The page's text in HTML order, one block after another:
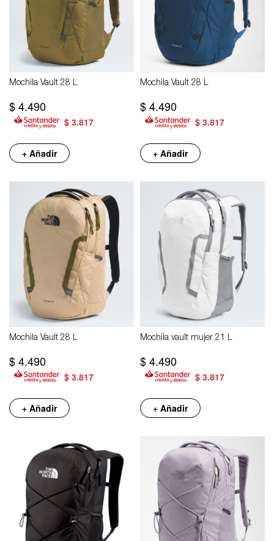
Mochila Vault 28 L
$4.490
$ 3.817
+ Añadir
Mochila Vault 28 L
$4.490
$ 3.817
+ Añadir
Mochila Vault 28 L
$4.490
$ 3.817
+ Añadir
Mochila vault mujer 21 L
$4.490
$ 3.817
+ Añadir